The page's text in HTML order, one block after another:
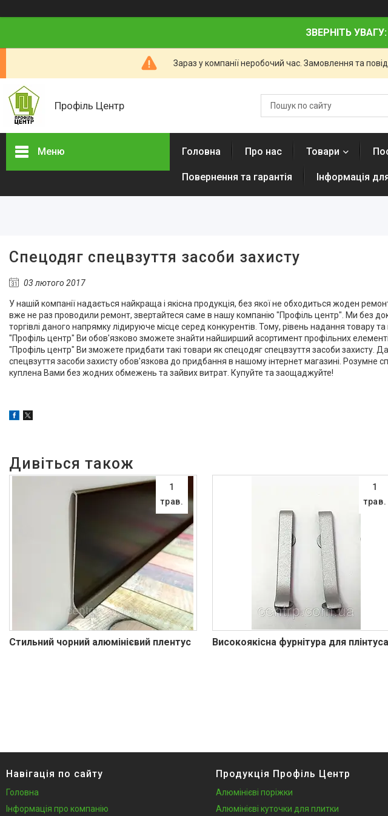
ЗВЕРНІТЬ
Зараз у компанії неробочий час. Замовлення та
Профіль Центр
Меню
Прихованого Монтажу
Алюмінієвий плінтус BEST
Плінтуси з нержавіючої сталі
Профіль з LED підсвічуванням
(для стін, підлоги, плитки,
керамограніта і т. д)
Оздоблювальний профіль для
ДСП, ЛДСП, скла, дзеркал,
Алюмінієвий профіль
Алюмінієві куточки
Алюмінієвий верстатний
профіль V-Slot
Алюмінієва лиштва на двері
Профіль для LVT панелей (для
кварцвінілу)
Алюмінієві протиковзкі
Алюмінієві пороги для підлоги
Профіль для скла душової під
плитку
Алюмінієвий плінтус для
Головна Про нас Товари
Повернення та гарантія Інформація
Спецодяг спецвзуття засоби захисту
03 лютого 2017
У нашій компанії надається найкраща і якісна продукція, без якої не обходиться жоден
вже не раз проводили ремонт, звертайтеся саме в нашу компанію "Профіль центр". Ми без
торгівлі даного напрямку лідируюче місце серед конкурентів. Тому, рівень надання товару
"Профіль центр" Ви обов'язково зможете знайти найширший асортимент профільних
"Профіль центр" Ви зможете придбати такі товари як спецодяг спецвзуття засоби захисту.
спецвзуття засоби захисту обов'язкова до придбання в нашому інтернет магазині. Розумне
куплена Вами без жодних обмежень та зайвих витрат. Купуйте та заощаджуйте!
1
трав.
Стильний чорний алюмінієвий плентус
1
трав.
Високоякісна фурнітура для плінтуса
Навігація по сайту
Головна
Інформація про компанію
Продукція Профіль Центр
Алюмінієві поріжки
Алюмінієві куточки для плитки